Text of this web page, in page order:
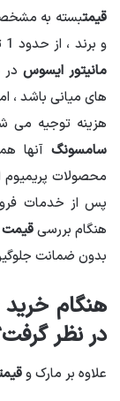
قیمتبسته به
و برند ، از حدود 1 تا 2 میلیون تومن متغیر است. ، به عنوان مثال ،
مانیتور ایسوس
های میانی باشد ،
هزینه توجیه می
سامسونگ آنها
محصولات پریمیوم
پس از خدمات
هنگام بررسیقیمت
بدون ضمانت
هنگام خرید
در نظر
علاوه بر مارک و